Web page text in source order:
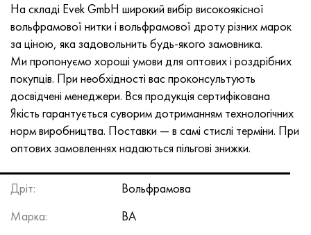
На складі Evek GmbH широкий вибір високоякісної
вольфрамової нитки і вольфрамової дроту різних марок
за ціною, яка задовольнить будь-якого замовника.
Ми пропонуємо хороші умови для оптових і роздрібних
покупців. При необхідності вас проконсультують
досвідчені менеджери. Вся продукція сертифікована
Якість гарантується суворим дотриманням технологічних
норм виробництва. Поставки — в самі стислі терміни. При
оптових замовленнях надаються пільгові знижки.
Дріт:
Вольфрамова
Марка:
ВА